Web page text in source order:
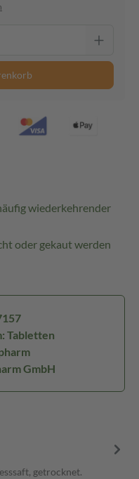
wiederkehrender
oder gekaut werden
Tabletten
GmbH
getrocknet.